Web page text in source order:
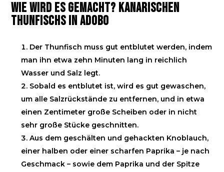
Wie wird es gemacht? Kanarischen
Thunfischs in Adobo
Der Thunfisch muss gut entblutet werden, indem
man ihn etwa zehn Minuten lang in reichlich
Wasser und Salz legt.
Sobald es entblutet ist, wird es gut gewaschen,
um alle Salzrückstände zu entfernen, und in etwa
einen Zentimeter große Scheiben oder in nicht
sehr große Stücke geschnitten.
Aus dem geschälten und gehackten Knoblauch,
einer halben oder einer scharfen Paprika – je nach
Geschmack – sowie dem Paprika und der Spitze